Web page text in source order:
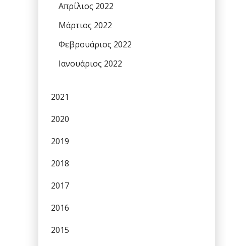
Απρίλιος 2022
Μάρτιος 2022
Φεβρουάριος 2022
Ιανουάριος 2022
2021
2020
2019
2018
2017
2016
2015